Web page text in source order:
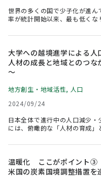
世界の多くの国で少子化が進
率が統計開始以来、最も低く
国として注目を集めているの
者であるStephen J. Shaw氏を
が直面する少子化と人口減少、
大学への越境進学による人
人材の成長と地域とのつな
～
地方創生・地域活性, 人口
2024/09/24
日本全体で進行中の人口減少
には、俯瞰的な「人材の育成
温暖化 ここがポイント
米国の炭素国境調整措置を